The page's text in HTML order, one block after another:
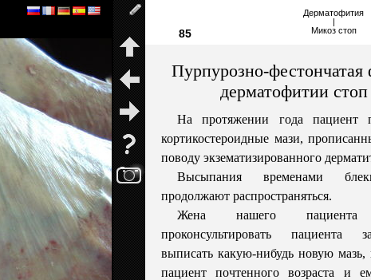
85
Дерматофития
|
Микоз стоп
Пурпурозно-фестончатая
дерматофитии стоп
На протяжении года пациент
кортикостероидные мази,
поводу экзематизированного
Высыпания временами
продолжают распространяться.
Жена нашего пациента
проконсультировать пациента
выписать какую-нибудь новую мазь,
пациент почтенного возраста и